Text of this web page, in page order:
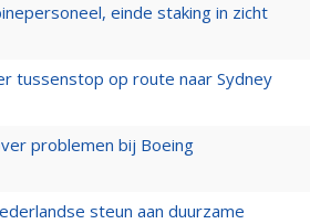
einde staking in zicht
tussenstop op route naar Sydney
problemen bij Boeing
steun aan duurzame